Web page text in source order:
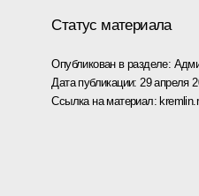
Статус материала
Опубликован в разделе:
Дата публикации: 29 апреля
Ссылка на материал: